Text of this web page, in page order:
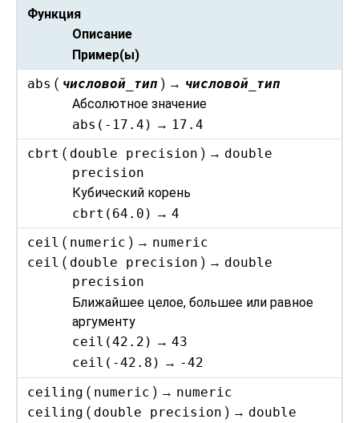
Функция
Описание
Пример(ы)
abs ( числовой_тип ) → числовой_тип
Абсолютное значение
abs(-17.4) → 17.4
cbrt ( double precision ) → double
precision
Кубический корень
cbrt(64.0) →4
ceil ( numeric ) → numeric
ceil ( double precision ) → double
precision
Ближайшее целое, большее или равное
аргументу
ceil(42.2) →43
ceil(-42.8) → -42
ceiling ( numeric ) → numeric
ceiling ( double precision ) → double